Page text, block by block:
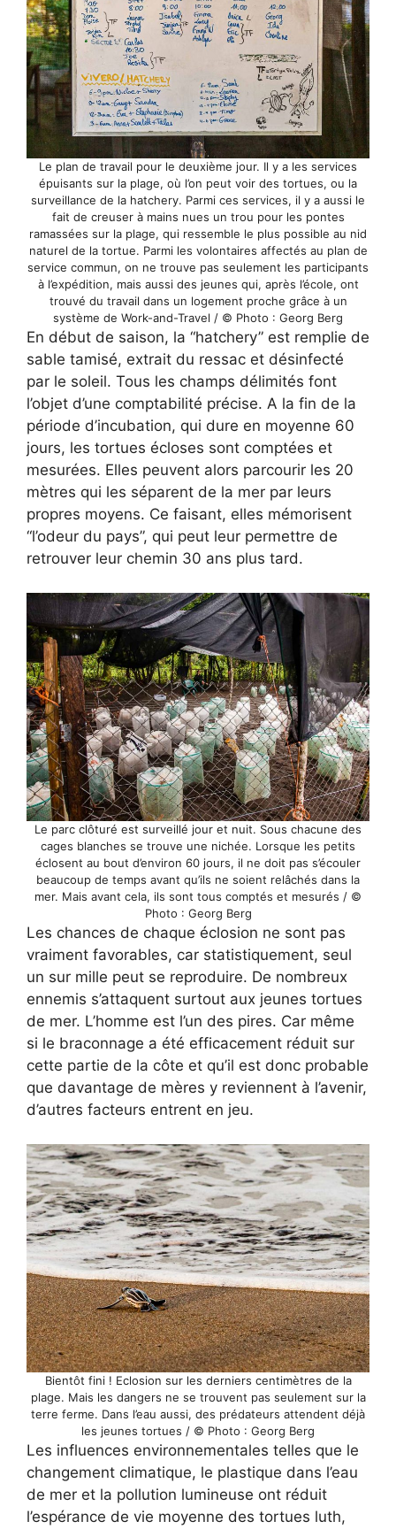
Le plan de travail pour le deuxième jour. Il y a les services
épuisants sur la plage, où l’on peut voir des tortues, ou la
surveillance de la hatchery. Parmi ces services, il y a aussi le
fait de creuser à mains nues un trou pour les pontes
ramassées sur la plage, qui ressemble le plus possible au nid
naturel de la tortue. Parmi les volontaires affectés au plan de
service commun, on ne trouve pas seulement les participants
à l’expédition, mais aussi des jeunes qui, après l’école, ont
trouvé du travail dans un logement proche grâce à un
système de Work-and-Travel / © Photo : Georg Berg
En début de saison, la “hatchery” est remplie de
sable tamisé, extrait du ressac et désinfecté
par le soleil. Tous les champs délimités font
l’objet d’une comptabilité précise. A la fin de la
période d’incubation, qui dure en moyenne 60
jours, les tortues écloses sont comptées et
mesurées. Elles peuvent alors parcourir les 20
mètres qui les séparent de la mer par leurs
propres moyens. Ce faisant, elles mémorisent
“l’odeur du pays”, qui peut leur permettre de
retrouver leur chemin 30 ans plus tard.
Le parc clôturé est surveillé jour et nuit. Sous chacune des
cages blanches se trouve une nichée. Lorsque les petits
éclosent au bout d’environ 60 jours, il ne doit pas s’écouler
beaucoup de temps avant qu’ils ne soient relâchés dans la
mer. Mais avant cela, ils sont tous comptés et mesurés / ©
Photo : Georg Berg
Les chances de chaque éclosion ne sont pas
vraiment favorables, car statistiquement, seul
un sur mille peut se reproduire. De nombreux
ennemis s’attaquent surtout aux jeunes tortues
de mer. L’homme est l’un des pires. Car même
si le braconnage a été efficacement réduit sur
cette partie de la côte et qu’il est donc probable
que davantage de mères y reviennent à l’avenir,
d’autres facteurs entrent en jeu.
Bientôt fini ! Eclosion sur les derniers centimètres de la
plage. Mais les dangers ne se trouvent pas seulement sur la
terre ferme. Dans l’eau aussi, des prédateurs attendent déjà
les jeunes tortues / © Photo : Georg Berg
Les influences environnementales telles que le
changement climatique, le plastique dans l’eau
de mer et la pollution lumineuse ont réduit
l’espérance de vie moyenne des tortues luth,